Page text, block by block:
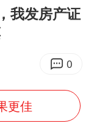
上涨近百元
立古巴工作组
泰国一女公务员妆容引争议 本人回应
我发房产证
0
更佳